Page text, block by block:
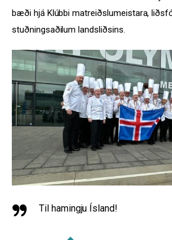
bæði hjá Klúbbi matreiðslumeistara,
stuðningsaðilum landsliðsins.
Til hamingju Ísland!